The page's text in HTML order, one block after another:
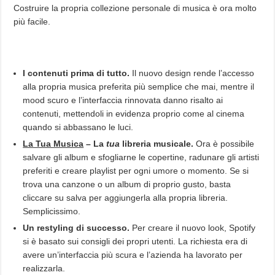
Costruire la propria collezione personale di musica è ora molto
più facile.
I contenuti prima di tutto. Il nuovo design rende l’accesso
alla propria musica preferita più semplice che mai, mentre il
mood scuro e l’interfaccia rinnovata danno risalto ai
contenuti, mettendoli in evidenza proprio come al cinema
quando si abbassano le luci.
La Tua Musica – Latua libreria musicale.Ora è possibile
salvare gli album e sfogliarne le copertine, radunare gli artisti
preferiti e creare playlist per ogni umore o momento. Se si
trova una canzone o un album di proprio gusto, basta
cliccare su salva per aggiungerla alla propria libreria.
Semplicissimo.
Un restyling di successo. Per creare il nuovo look, Spotify
si è basato sui consigli dei propri utenti. La richiesta era di
avere un’interfaccia più scura e l’azienda ha lavorato per
realizzarla.